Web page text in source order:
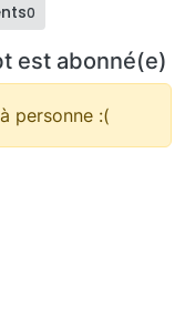
0
est abonné(e)
personne :(